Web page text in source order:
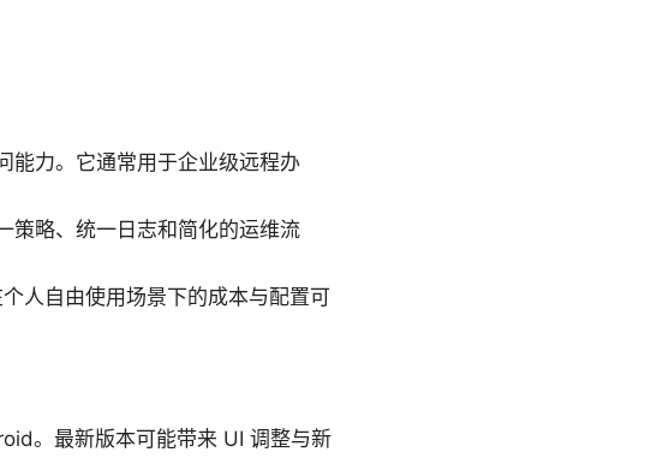
力。它通常用于企业级远程办
策略、统一日志和简化的运维流
人自由使用场景下的成本与配置可
。最新版本可能带来 UI 调整与新